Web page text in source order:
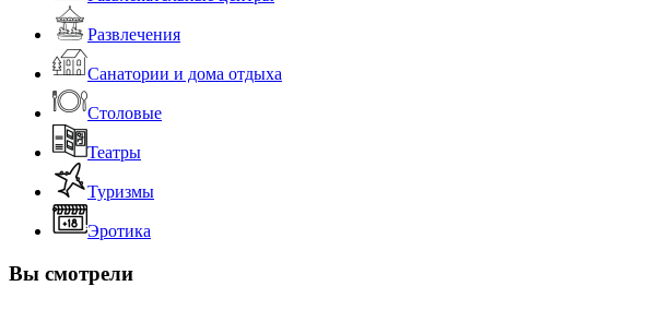
Развлечения
Санатории и дома отдыха
Столовые
Театры
Туризмы
Эротика
Вы смотрели